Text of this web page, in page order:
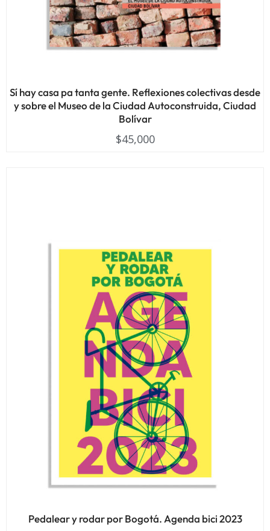
Sí hay casa pa tanta gente. Reflexiones colectivas desde
y sobre el Museo de la Ciudad Autoconstruida, Ciudad
Bolívar
$45,000
Pedalear y rodar por Bogotá. Agenda bici 2023